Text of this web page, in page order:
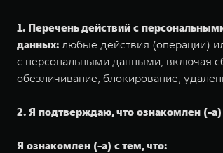
1. Перечень действий с
данных: любые действия (операции)
с персональными данными, включая
обезличивание, блокирование,
2. Я подтверждаю, что ознакомлен (-
Я ознакомлен (-а) с тем, что: